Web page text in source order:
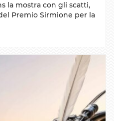
la mostra con gli scatti,
Premio Sirmione per la